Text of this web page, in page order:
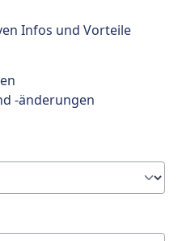
Infos und Vorteile
-änderungen